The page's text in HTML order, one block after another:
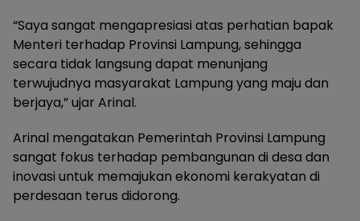
“Saya sangat mengapresiasi atas perhatian bapak
Menteri terhadap Provinsi Lampung, sehingga
secara tidak langsung dapat menunjang
terwujudnya masyarakat Lampung yang maju dan
berjaya,” ujar Arinal.
Arinal mengatakan Pemerintah Provinsi Lampung
sangat fokus terhadap pembangunan di desa dan
inovasi untuk memajukan ekonomi kerakyatan di
perdesaan terus didorong.